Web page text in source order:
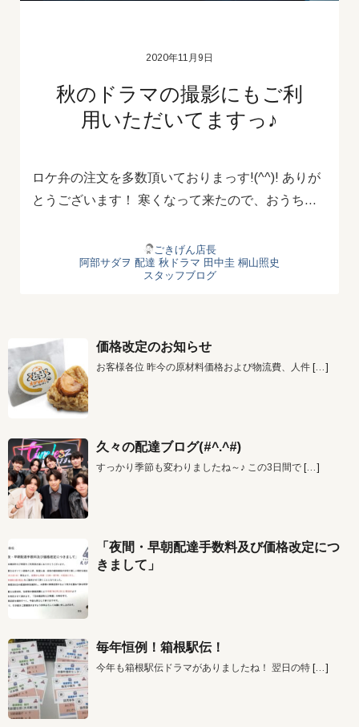
2020年11月9日
秋のドラマの撮影にもご利
用いただいてますっ♪
ロケ弁の注文を多数頂いておりまっす!(^^)! ありが
とうございます！ 寒くなって来たので、おうち…
ごきげん店長
阿部サダヲ 配達 秋ドラマ 田中圭 桐山照史
スタッフブログ
価格改定のお知らせ
お客様各位 昨今の原材料価格および物流費、人件 […]
久々の配達ブログ(#^.^#)
すっかり季節も変わりましたね～♪ この3日間で […]
「夜間・早朝配達手数料及び価格改定につ
きまして」
毎年恒例！箱根駅伝！
今年も箱根駅伝ドラマがありましたね！ 翌日の特 […]